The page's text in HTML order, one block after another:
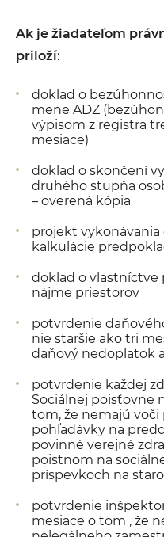
Ak je žiadateľom
priloží:
doklad o
mene ADZ
výpisom z registra
mesiace)
doklad o skončení
druhého stupňa
– overená kópia
projekt vykonávania
kalkulácie
doklad o vlastníctve
nájme priestorov
potvrdenie
nie staršie ako tri
daňový nedoplatok
potvrdenie každej
Sociálnej poisťovne
tom, že nemajú
pohľadávky na
povinné verejné
poistnom na
príspevkoch na
potvrdenie
mesiace o tom , že